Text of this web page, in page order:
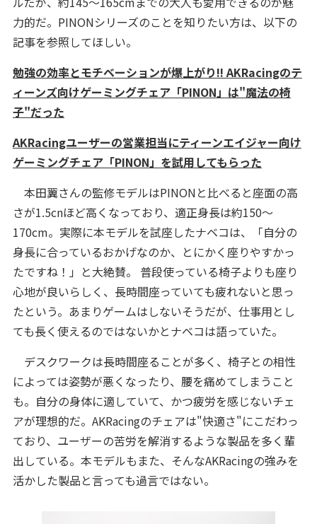
力的だ。PINONシリーズのことを知りたい方は、以下の
記事を参照してほしい。
勉強の効率とモチベーションが爆上がり!! AKRacingのテ
ィーンズ向けゲーミングチェア「PINON」は"魔法の椅
子"だった
AKRacingユーザーの営業担当にティーンエイジャー向け
ゲーミングチェア「PINON」を試用してもらった
本田翼さんの監修モデルはPINONと比べると座面の高
さが1.5cnほど高くなっており、適正身長は約150～
170cm。実際に本モデルを試座したナベコは、「自分の
身長に合っているおかげなのか、とにかく座りやすかっ
たですね！」と大絶賛。 普段使っている椅子よりも座り
心地が良いらしく、長時間座っていても疲れないと思っ
たという。あまりゲームはしないそうだが、仕事用とし
ても長く使えるのではないかとナベコは語っていた。
デスクワークは長時間座ることが多く、椅子との相性
によっては姿勢が悪くなったり、腰を痛めてしまうこと
も。自分の身体に適していて、かつ疲労を感じないチェ
アが理想的だ。AKRacingのチェアは"快適さ"にこだわっ
ており、ユーザーの苦労を解消するような製品を多く輩
出している。本モデルもまた、そんなAKRacingの強みを
活かした製品と言っても過言ではない。